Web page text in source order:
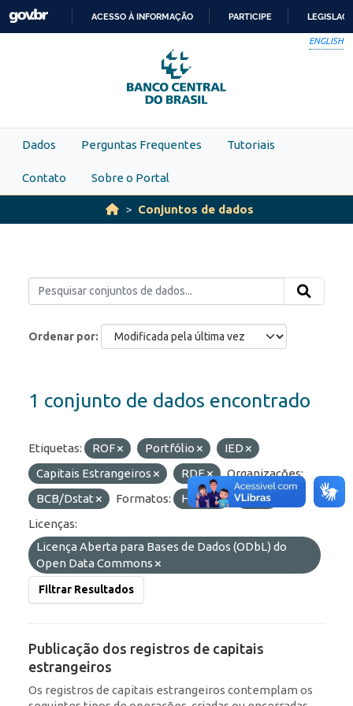
Skip to main content
PARA
O
CONTEÚDO
ACESSO À INFORMAÇÃO PARTICIPE
ENGLISH
Dados Perguntas Frequentes Tutoriais
Contato Sobre o Portal
Conjuntos de dados
Ordenar por
1 conjunto de dados encontrado
Etiquetas: ROF Portfólio
IED
Capitais Estrangeiros
RDE
Organizações:
BCB/Dstat
Formatos: HTML
API
Licenças:
Licença Aberta para Bases de Dados (ODbL) do
Open Data Commons
Filtrar Resultados
Publicação dos registros de capitais
estrangeiros
Os registros de capitais estrangeiros contemplam os